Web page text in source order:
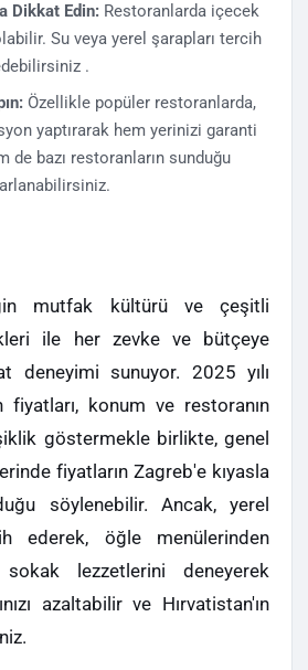
Dikkat Edin: Restoranlarda içecek
Su veya yerel şarapları tercih
.
Özellikle popüler restoranlarda,
yaptırarak hem yerinizi garanti
de bazı restoranların sunduğu
mutfak kültürü ve çeşitli
ile her zevke ve bütçeye
deneyimi sunuyor. 2025 yılı
fiyatları, konum ve restoranın
göstermekle birlikte, genel
fiyatların Zagreb'e kıyasla
söylenebilir. Ancak, yerel
ederek, öğle menülerinden
lezzetlerini deneyerek
azaltabilir ve Hırvatistan'ın